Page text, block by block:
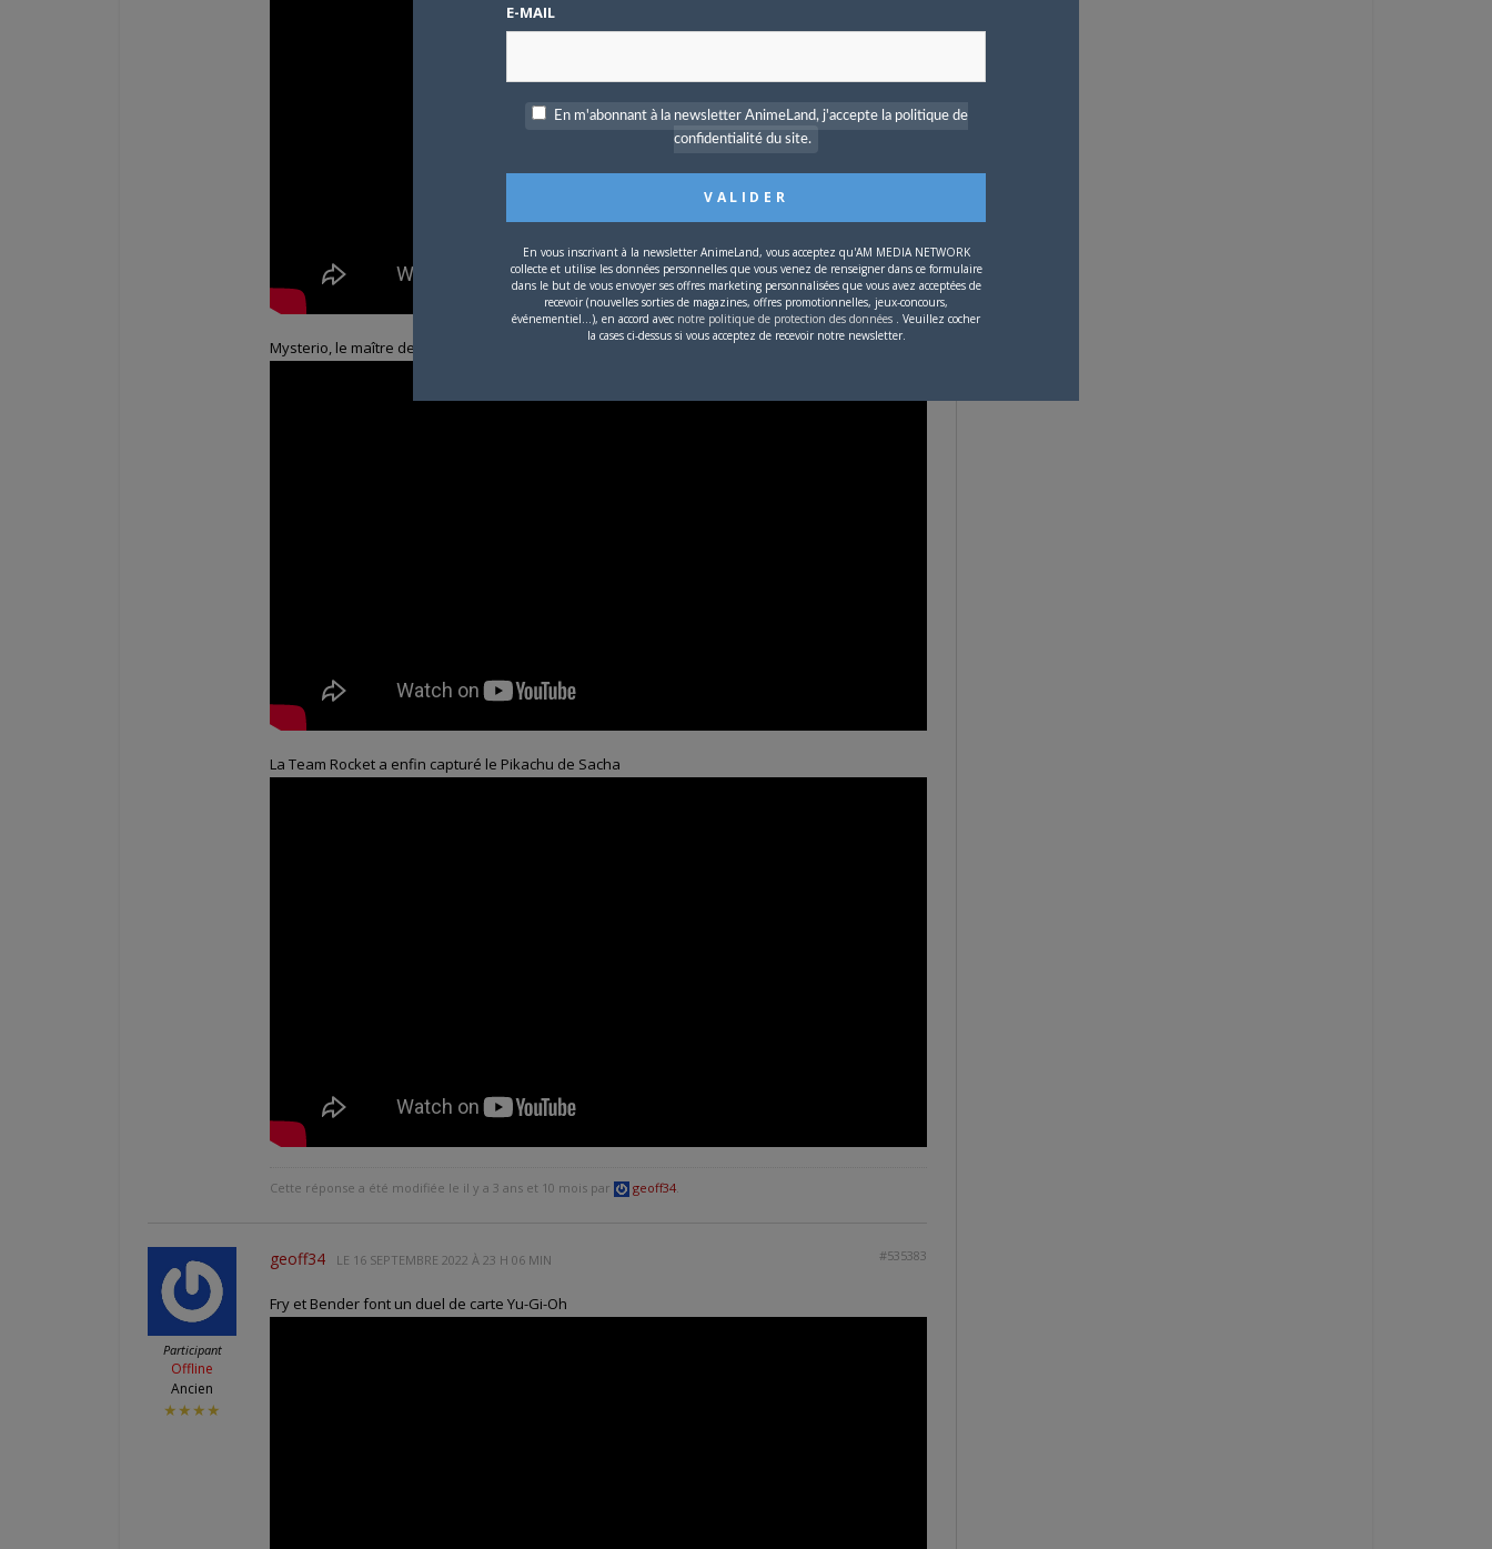
Mysterio, le maître de l’illusion (optique)
La Team Rocket a enfin capturé le Pikachu de Sacha
Cette réponse a été modifiée le il y a 3 ans et 10 mois par geoff34.
Participant
Offline
Ancien
★★★★
geoff34 LE 16 SEPTEMBRE 2022 À 23 H 06 MIN #535383
Fry et Bender font un duel de carte Yu-Gi-Oh
E-MAIL
En m'abonnant à la newsletter AnimeLand, j'accepte la politique de
confidentialité du site.
En vous inscrivant à la newsletter AnimeLand, vous acceptez qu'AM MEDIA NETWORK
collecte et utilise les données personnelles que vous venez de renseigner dans ce formulaire
dans le but de vous envoyer ses offres marketing personnalisées que vous avez acceptées de
recevoir (nouvelles sorties de magazines, offres promotionnelles, jeux-concours,
événementiel...), en accord avec notre politique de protection des données . Veuillez cocher
la cases ci-dessus si vous acceptez de recevoir notre newsletter.